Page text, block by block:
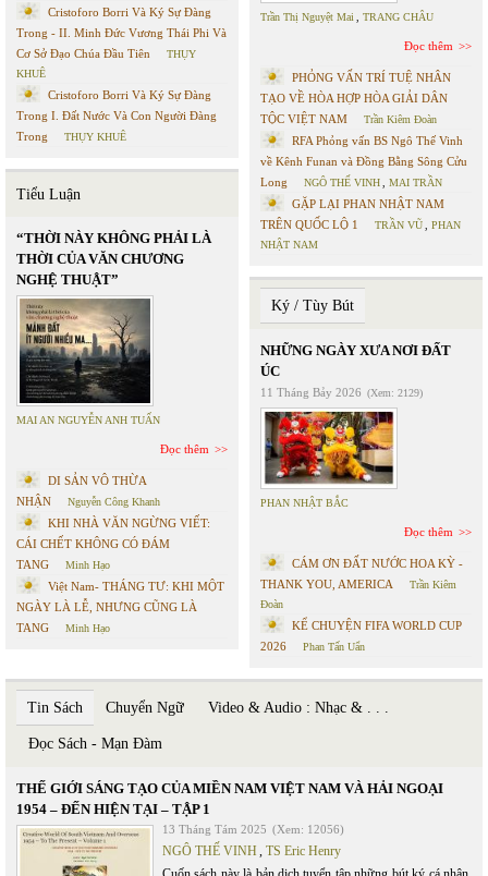
Cristoforo Borri Và Ký Sự Đàng
Trong - II. Minh Đức Vương Thái Phi Và
Cơ Sở Đạo Chúa Đầu Tiên
THỤY
KHUÊ
Cristoforo Borri Và Ký Sự Đàng
Trong I. Đất Nước Và Con Người Đàng
Trong
THỤY KHUÊ
Tiểu Luận
“THỜI NÀY KHÔNG PHẢI LÀ
THỜI CỦA VĂN CHƯƠNG
NGHỆ THUẬT”
MAI AN NGUYỄN ANH TUẤN
Đọc thêm
DI SẢN VÔ THỪA
NHẬN
Nguyễn Công Khanh
KHI NHÀ VĂN NGỪNG VIẾT:
CÁI CHẾT KHÔNG CÓ ĐÁM
TANG
Minh Hạo
Việt Nam- THÁNG TƯ: KHI MỘT
NGÀY LÀ LỄ, NHƯNG CŨNG LÀ
TANG
Minh Hạo
Trần Thị Nguyệt Mai TRANG CHÂU
Đọc thêm
PHỎNG VẤN TRÍ TUỆ NHÂN
TẠO VỀ HÒA HỢP HÒA GIẢI DÂN
TỘC VIỆT NAM
Trần Kiêm Đoàn
RFA Phỏng vấn BS Ngô Thế Vinh
về Kênh Funan và Đồng Bằng Sông Cửu
Long
NGÔ THẾ VINH MAI TRẦN
GẶP LẠI PHAN NHẬT NAM
TRÊN QUỐC LỘ 1
TRẦN VŨ
PHAN
NHẬT NAM
Ký / Tùy Bút
NHỮNG NGÀY XƯA NƠI ĐẤT
ÚC
11 Tháng Bảy 2026 (Xem: 2129)
PHAN NHẬT BẮC
Đọc thêm
CÁM ƠN ĐẤT NƯỚC HOA KỲ -
THANK YOU, AMERICA
Trần Kiêm
Đoàn
KỂ CHUYỆN FIFA WORLD CUP
2026
Phan Tấn Uẩn
Tin Sách Chuyển Ngữ Video & Audio : Nhạc & . . .
Đọc Sách - Mạn Đàm
THẾ GIỚI SÁNG TẠO CỦA MIỀN NAM VIỆT NAM VÀ HẢI NGOẠI
1954 – ĐẾN HIỆN TẠI – TẬP 1
13 Tháng Tám 2025 (Xem: 12056)
NGÔ THẾ VINH, TS Eric Henry